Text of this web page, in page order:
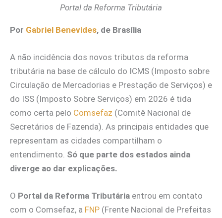
Portal da Reforma Tributária
Por Gabriel Benevides, de Brasília
A não incidência dos novos tributos da reforma
tributária na base de cálculo do ICMS (Imposto sobre
Circulação de Mercadorias e Prestação de Serviços) e
do ISS (Imposto Sobre Serviços) em 2026 é tida
como certa pelo Comsefaz (Comitê Nacional de
Secretários de Fazenda). As principais entidades que
representam as cidades compartilham o
entendimento. Só que parte dos estados ainda
diverge ao dar explicações.
O Portal da Reforma Tributária entrou em contato
com o Comsefaz, a FNP (Frente Nacional de Prefeitas